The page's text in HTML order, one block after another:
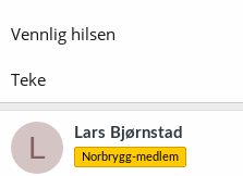
Vennlig hilsen
Teke
L Lars Bjørnstad
Norbrygg-medlem